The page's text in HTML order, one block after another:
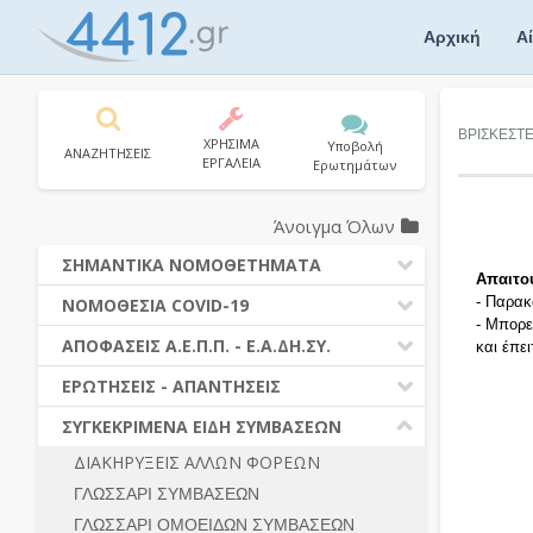
Αρχική
-
-
και
ΑΝΑΖΗΤΗΣΕΙΣ
ΧΡΗΣΙΜΑ
ΕΡΓΑΛΕΙΑ
Υποβολή
Ερωτημάτων
Άνοιγμα Όλων
ΣΗΜΑΝΤΙΚΑ ΝΟΜΟΘΕΤΗΜΑΤΑ
ΔΗΜΟΣΙΕΣ ΣΥΜΒΑΣΕΙΣ (Ν. 4412/2016)
ΔΗΜΟΤΙΚΟΣ ΚΩΔΙΚΑΣ (Ν.3463/2006)
ΚΑΛΛΙΚΡΑΤΗΣ (Ν.3852/2010)
ΝΟΜΟΘΕΣΙΑ - ΝΟΜΟΛΟΓΙΑ (ΣΥΝΟΛΟ)
ΝΟΜΟΘΕΣΙΑ COVID-19
ΝΟΜΟΘΕΣΙΑ - ΝΟΜΟΛΟΓΙΑ COVID -19
ΕΡΩΤΗΣΕΙΣ - ΑΠΑΝΤΗΣΕΙΣ
ΑΠΟΦΑΣΕΙΣ Α.Ε.Π.Π. - Ε.Α.ΔΗ.ΣΥ.
ΠΡΟΔΙΚΑΣΤΙΚΗ ΠΡΟΣΦΥΓΗ
ΓΕΝΙΚΟΙ ΚΑΝΟΝΕΣ
ΔΙΚΑΙΟΥΜΕΝΟΙ ΣΥΜΜΕΤΟΧΗΣ
ΠΡΟΣΦΟΡΕΣ – ΔΙΚΑΙΟΛΟΓΗΤΙΚΑ
ΣΥΜΜΕΤΟΧΗΣ
ΕΡΩΤΗΣΕΙΣ - ΑΠΑΝΤΗΣΕΙΣ
Ν. 4782/2021 - ΤΡΟΠΟΠΟΙΗΣΗ
4412/2016
ΔΙΕΞΑΓΩΓΗ ΔΙΑΔΙΚΑΣΙΑΣ
ΔΙΑΔΙΚΑΣΙΕΣ ΑΝΑΘΕΣΗΣ
ΣΥΓΚΕΚΡΙΜΕΝΑ ΕΙΔΗ ΣΥΜΒΑΣΕΩΝ
ΔΙΑΚΗΡΥΞΕΙΣ ΑΛΛΩΝ ΦΟΡΕΩΝ
ΓΛΩΣΣΑΡΙ ΣΥΜΒΑΣΕΩΝ
ΓΛΩΣΣΑΡΙ ΟΜΟΕΙΔΩΝ ΣΥΜΒΑΣΕΩΝ